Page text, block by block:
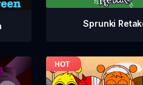
Sprunki